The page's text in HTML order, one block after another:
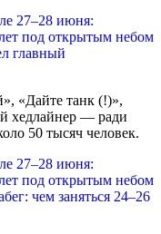
главный
«Дайте танк (!)»,
хедлайнер — ради
50 тысяч человек.
чем заняться 24–26